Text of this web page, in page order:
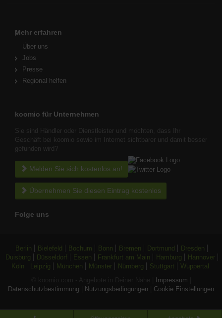
Mehr erfahren
Über uns
Jobs
Presse
Regional helfen
koomio für Unternehmen
Sie sind Händler oder Dienstleister und möchten, dass Ihr
Geschäft bei koomio sowie im Internet sichtbarer und damit besser
gefunden wird?
Melden Sie sich kostenlos an!
Übernehmen Sie diesen Eintrag kostenlos
Folge uns
Berlin Bielefeld Bochum Bonn Bremen Dortmund
Dresden
Duisburg
Düsseldorf Essen Frankfurt am Main Hamburg
Hannover
Köln
Leipzig München Münster Nürnberg Stuttgart
Wuppertal
Impressum
Datenschutzbestimmung
Nutzungsbedingungen Cookie Einstellungen